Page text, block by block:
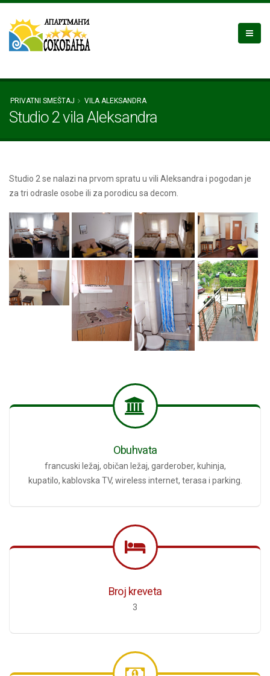
PRIVATNI SMEŠTAJ VILA ALEKSANDRA
Studio 2 vila Aleksandra
Studio 2 se nalazi na prvom spratu u vili Aleksandra i pogodan je
za tri odrasle osobe ili za porodicu sa decom.
Obuhvata
francuski ležaj, običan ležaj, garderober, kuhinja,
kupatilo, kablovska TV, wireless internet, terasa i parking.
Broj kreveta
3